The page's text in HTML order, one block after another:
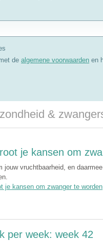
dealgemene voorwaarden en
&
je kansen om
jouw vruchtbaarheid, en
je kansen om zwanger te worden
per week: week 42